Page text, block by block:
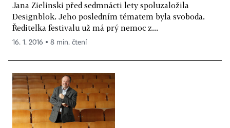
Jana Zielinski před sedmnácti lety spoluzaložila
Designblok. Jeho posledním tématem byla svoboda.
Ředitelka festivalu už má prý nemoc z...
16. 1. 2016 ▪ 8 min. čtení